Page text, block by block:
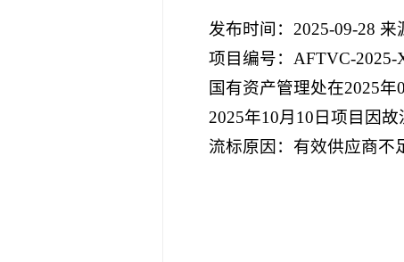
发布时间：2025-09-28
项目编号：AFTVC-2025-
国有资产管理处在2025
2025年10月10日项目因故
流标原因：有效供应商不